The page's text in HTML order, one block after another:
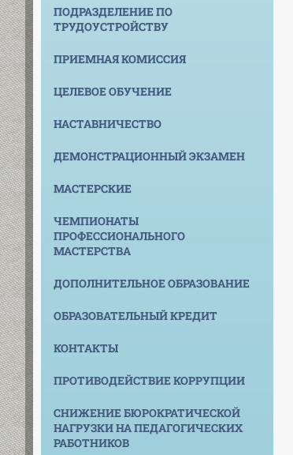
ПОДРАЗДЕЛЕНИЕ ПО
ТРУДОУСТРОЙСТВУ
ПРИЕМНАЯ КОМИССИЯ
ЦЕЛЕВОЕ ОБУЧЕНИЕ
НАСТАВНИЧЕСТВО
ДЕМОНСТРАЦИОННЫЙ ЭКЗАМЕН
МАСТЕРСКИЕ
ЧЕМПИОНАТЫ
ПРОФЕССИОНАЛЬНОГО
МАСТЕРСТВА
ДОПОЛНИТЕЛЬНОЕ ОБРАЗОВАНИЕ
ОБРАЗОВАТЕЛЬНЫЙ КРЕДИТ
КОНТАКТЫ
ПРОТИВОДЕЙСТВИЕ КОРРУПЦИИ
СНИЖЕНИЕ БЮРОКРАТИЧЕСКОЙ
НАГРУЗКИ НА ПЕДАГОГИЧЕСКИХ
РАБОТНИКОВ